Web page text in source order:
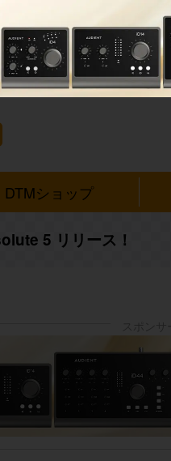
DTMショップ
5 リリース！